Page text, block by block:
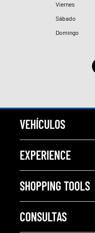
Viernes
Sábado
Domingo
VEHÍCULOS
EXPERIENCE
SHOPPING TOOLS
CONSULTAS